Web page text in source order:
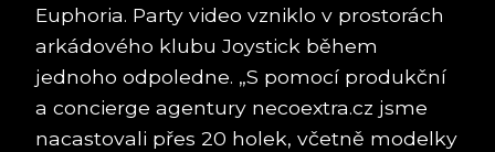
Euphoria. Party video vzniklo v prostorách
arkádového klubu Joystick během
jednoho odpoledne. „S pomocí produkční
a concierge agentury necoextra.cz jsme
nacastovali přes 20 holek, včetně modelky